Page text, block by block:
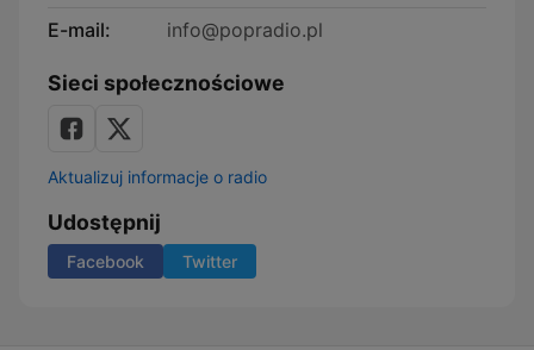
E-mail:
info@popradio.pl
Sieci społecznościowe
Aktualizuj informacje o radio
Udostępnij
Facebook Twitter